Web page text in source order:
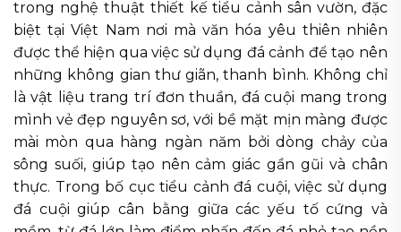
trong nghệ thuật thiết kế tiểu cảnh sân vườn, đặc
biệt tại Việt Nam nơi mà văn hóa yêu thiên nhiên
được thể hiện qua việc sử dụng đá cảnh để tạo nên
những không gian thư giãn, thanh bình. Không chỉ
là vật liệu trang trí đơn thuần, đá cuội mang trong
mình vẻ đẹp nguyên sơ, với bề mặt mịn màng được
mài mòn qua hàng ngàn năm bởi dòng chảy của
sông suối, giúp tạo nên cảm giác gần gũi và chân
thực. Trong bố cục tiểu cảnh đá cuội, việc sử dụng
đá cuội giúp cân bằng giữa các yếu tố cứng và